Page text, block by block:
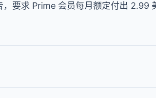
要求 Prime 会员每月额定付出 2.99